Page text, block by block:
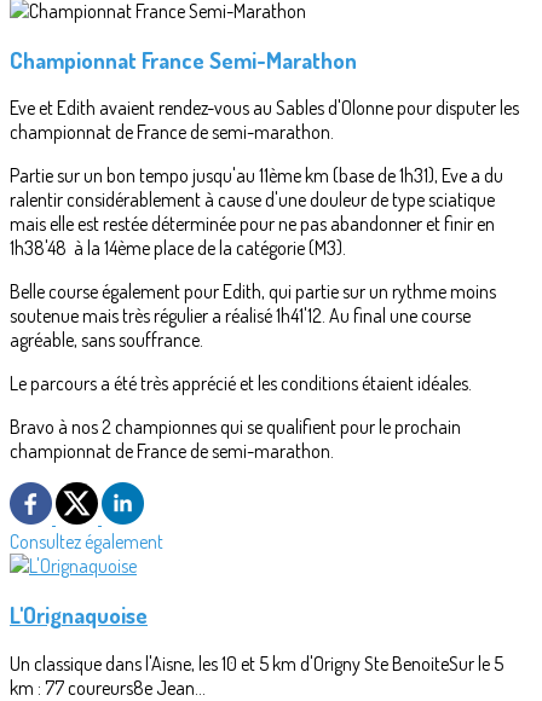
Championnat France Semi-Marathon
Eve et Edith avaient rendez-vous au Sables d'Olonne pour disputer les
championnat de France de semi-marathon.
Partie sur un bon tempo jusqu'au 11ème km (base de 1h31), Eve a du
ralentir considérablement à cause d'une douleur de type sciatique
mais elle est restée déterminée pour ne pas abandonner et finir en
1h38'48 à la 14ème place de la catégorie (M3).
Belle course également pour Edith, qui partie sur un rythme moins
soutenue mais très régulier a réalisé 1h41'12. Au final une course
agréable, sans souffrance.
Le parcours a été très apprécié et les conditions étaient idéales.
Bravo à nos 2 championnes qui se qualifient pour le prochain
championnat de France de semi-marathon.
Consultez également
L'Orignaquoise
Un classique dans l'Aisne, les 10 et 5 km d'Origny Ste BenoiteSur le 5
km : 77 coureurs8e Jean...